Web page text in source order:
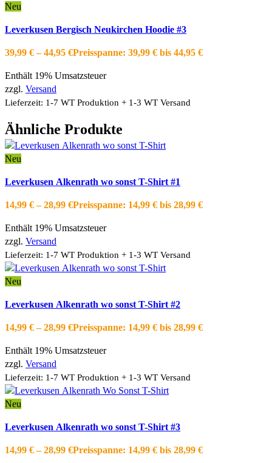
Neu
Die Optionen können auf der Produktseite gewählt werden
Zur Wishlist hinzufügen
Leverkusen Bergisch Neukirchen Hoodie #3
39,99 € –44,95 €Preisspanne: 39,99 € bis 44,95 €
Enthält 19% Umsatzsteuer
zzgl. Versand
Lieferzeit: 1-7 WT Produktion + 1-3 WT Versand
Ähnliche Produkte
Neu
Die Optionen können auf der Produktseite gewählt werden
Zur Wishlist hinzufügen
Leverkusen Alkenrath wo sonst T-Shirt #1
14,99 € –28,99 €Preisspanne: 14,99 € bis 28,99 €
Enthält 19% Umsatzsteuer
zzgl. Versand
Lieferzeit: 1-7 WT Produktion + 1-3 WT Versand
Neu
Die Optionen können auf der Produktseite gewählt werden
Zur Wishlist hinzufügen
Leverkusen Alkenrath wo sonst T-Shirt #2
14,99 € –28,99 €Preisspanne: 14,99 € bis 28,99 €
Enthält 19% Umsatzsteuer
zzgl. Versand
Lieferzeit: 1-7 WT Produktion + 1-3 WT Versand
Neu
Die Optionen können auf der Produktseite gewählt werden
Zur Wishlist hinzufügen
Leverkusen Alkenrath wo sonst T-Shirt #3
14,99 € –28,99 €Preisspanne: 14,99 € bis 28,99 €